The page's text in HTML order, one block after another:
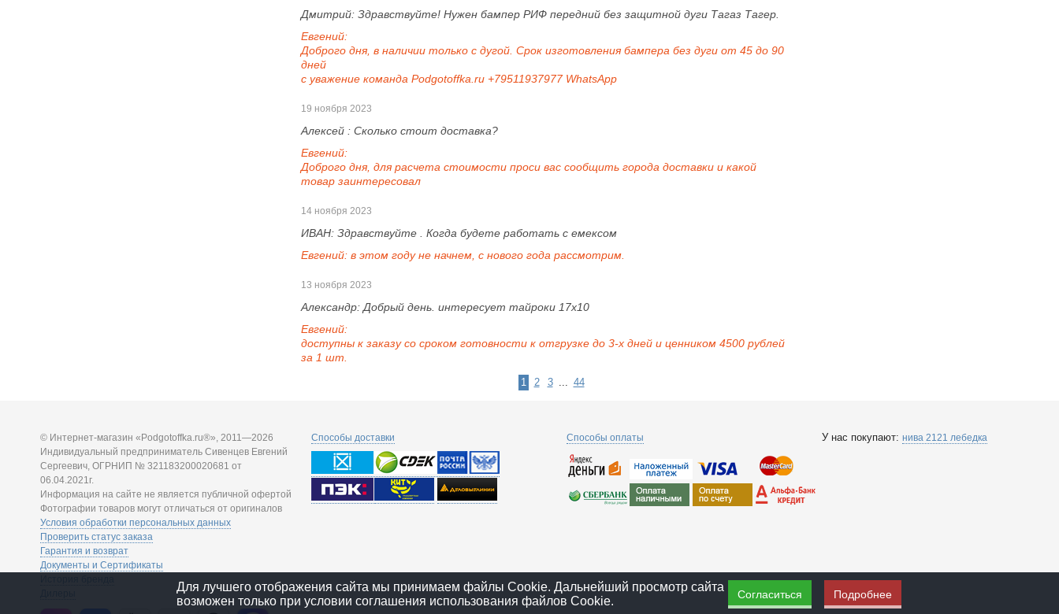
Дмитрий: Здравствуйте! Нужен бампер РИФ передний без защитной дуги Тагаз Тагер.
Евгений:
Доброго дня, в наличии только с дугой. Срок изготовления бампера без дуги от 45 до 90
дней
с уважение команда Podgotoffka.ru +79511937977 WhatsApp
19 ноября 2023
Алексей : Сколько стоит доставка?
Евгений:
Доброго дня, для расчета стоимости проси вас сообщить города доставки и какой
товар заинтересовал
14 ноября 2023
ИВАН: Здравствуйте . Когда будете работать с емексом
Евгений: в этом году не начнем, с нового года рассмотрим.
13 ноября 2023
Александр: Добрый день. интересует тайроки 17х10
Евгений:
доступны к заказу со сроком готовности к отгрузке до 3-х дней и ценником 4500 рублей
за 1 шт.
1 2 3 ... 44
© Интернет-магазин «Podgotoffka.ru®», 2011—2026
Индивидуальный предприниматель Сивенцев Евгений
Сергеевич, ОГРНИП № 321183200020681 от
06.04.2021г.
Информация на сайте не является публичной офертой
Фотографии товаров могут отличаться от оригиналов
Условия обработки персональных данных
Проверить статус заказа
Гарантия и возврат
Документы и Сертификаты
Способы доставки Способы оплаты У нас покупают: нива 2121 лебедка
Для лучшего отображения сайта мы принимаем файлы Cookie. Дальнейший просмотр сайта
возможен только при условии соглашения использования файлов Cookie.
Согласиться Подробнее